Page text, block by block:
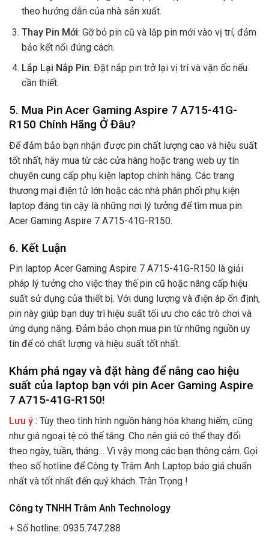
theo hướng dẫn của nhà sản xuất.
Thay Pin Mới: Gỡ bỏ pin cũ và lắp pin mới vào vị trí, đảm
bảo kết nối đúng cách.
Lắp Lại Nắp Pin: Đặt nắp pin trở lại vị trí và vặn ốc nếu
cần thiết.
5. Mua Pin Acer Gaming Aspire 7 A715-41G-
R150 Chính Hãng Ở Đâu?
Để đảm bảo bạn nhận được pin chất lượng cao và hiệu suất
tốt nhất, hãy mua từ các cửa hàng hoặc trang web uy tín
chuyên cung cấp phụ kiện laptop chính hãng. Các trang
thương mại điện tử lớn hoặc các nhà phân phối phụ kiện
laptop đáng tin cậy là những nơi lý tưởng để tìm mua pin
Acer Gaming Aspire 7 A715-41G-R150.
6. Kết Luận
Pin laptop Acer Gaming Aspire 7 A715-41G-R150 là giải
pháp lý tưởng cho việc thay thế pin cũ hoặc nâng cấp hiệu
suất sử dụng của thiết bị. Với dung lượng và điện áp ổn định,
pin này giúp bạn duy trì hiệu suất tối ưu cho các trò chơi và
ứng dụng nặng. Đảm bảo chọn mua pin từ những nguồn uy
tín để có chất lượng và hiệu suất tốt nhất.
Khám phá ngay và đặt hàng để nâng cao hiệu
suất của laptop bạn với pin Acer Gaming Aspire
7 A715-41G-R150!
Lưu ý : Tùy theo tình hình nguồn hàng hóa khang hiếm, cũng
như giá ngoại tệ có thế tăng. Cho nên giá có thể thay đổi
theo ngày, tuần, tháng… Vì vậy mong các bạn thông cảm. Gọi
theo số hotline để Công ty Trâm Anh Laptop báo giá chuẩn
nhất và tốt nhất đến quý khách. Trân Trọng !
Công ty TNHH Trâm Anh Technology
+ Số hotline: 0935.747.288